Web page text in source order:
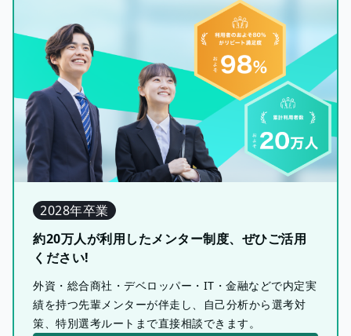
2028年卒業
約20万人が利用したメンター制度、ぜひご活用
ください!
外資・総合商社・デベロッパー・IT・金融などで内定実
績を持つ先輩メンターが伴走し、自己分析から選考対
策、特別選考ルートまで直接相談できます。